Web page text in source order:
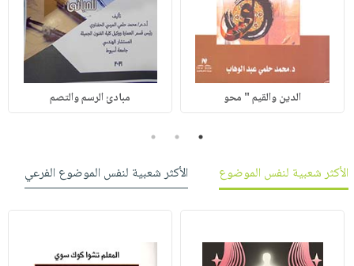
الدين والقيم " محو مبادئ الرسم والتصم
1
2
3
الأكثر شعبية لنفس الموضوع
الأكثر شعبية لنفس الموضوع الفرعي